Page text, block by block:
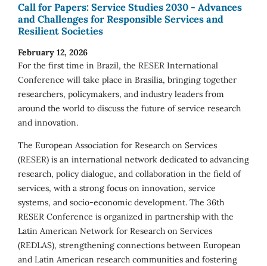
Call for Papers: Service Studies 2030 - Advances
and Challenges for Responsible Services and
Resilient Societies
February 12, 2026
For the first time in Brazil, the RESER International
Conference will take place in Brasília, bringing together
researchers, policymakers, and industry leaders from
around the world to discuss the future of service research
and innovation.
The European Association for Research on Services
(RESER) is an international network dedicated to advancing
research, policy dialogue, and collaboration in the field of
services, with a strong focus on innovation, service
systems, and socio-economic development. The 36th
RESER Conference is organized in partnership with the
Latin American Network for Research on Services
(REDLAS), strengthening connections between European
and Latin American research communities and fostering